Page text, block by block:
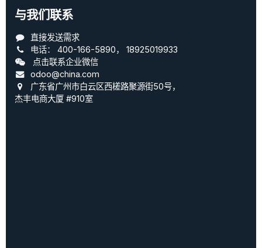
与我们联系
直接发送需求
电话： 400-166-5890， 18925019933
点击联系企业微信
odoo@china.com
广东省广州市白云区西槎路聚源街50号，
杰丰电商大厦 #910室